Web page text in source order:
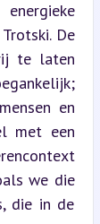
De
te laten
en
met een
we die
die in de